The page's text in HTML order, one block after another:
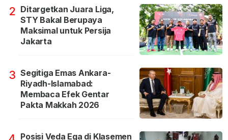
2 Ditargetkan Juara Liga,
STY Bakal Berupaya
Maksimal untuk Persija
Jakarta
3 Segitiga Emas Ankara-
Riyadh-Islamabad:
Membaca Efek Gentar
Pakta Makkah 2026
Posisi Veda Ega di Klasemen